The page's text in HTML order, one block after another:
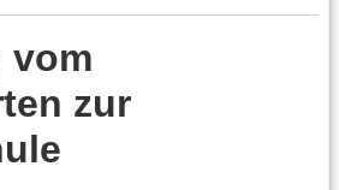
vom
zur